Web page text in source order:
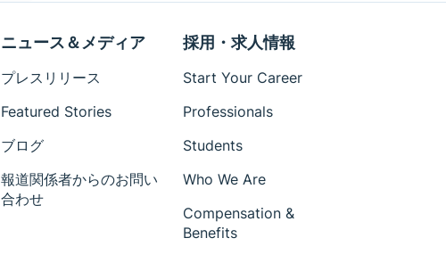
ニュース＆メディア
プレスリリース
Featured Stories
ブログ
報道関係者からのお問い
合わせ
採用・求人情報
Start Your Career
Professionals
Students
Who We Are
Compensation &
Benefits